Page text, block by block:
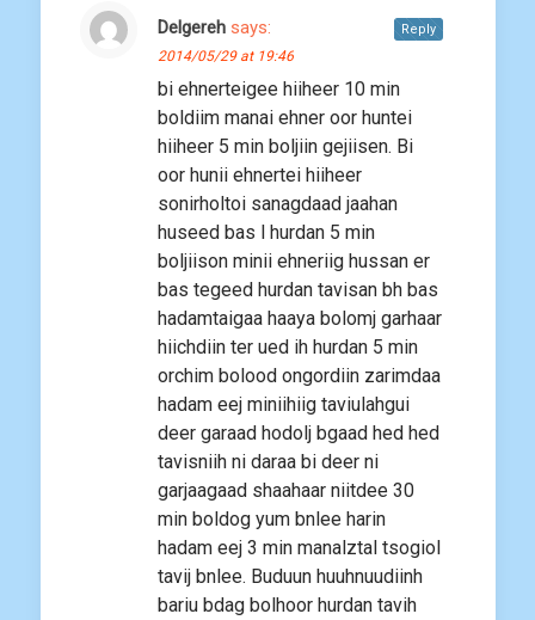
Delgereh says:
2014/05/29 at 19:46
bi ehnerteigee hiiheer 10 min
boldiim manai ehner oor huntei
hiiheer 5 min boljiin gejiisen. Bi
oor hunii ehnertei hiiheer
sonirholtoi sanagdaad jaahan
huseed bas l hurdan 5 min
boljiison minii ehneriig hussan er
bas tegeed hurdan tavisan bh bas
hadamtaigaa haaya bolomj garhaar
hiichdiin ter ued ih hurdan 5 min
orchim bolood ongordiin zarimdaa
hadam eej miniihiig taviulahgui
deer garaad hodolj bgaad hed hed
tavisniih ni daraa bi deer ni
garjaagaad shaahaar niitdee 30
min boldog yum bnlee harin
hadam eej 3 min manalztal tsogiol
tavij bnlee. Buduun huuhnuudiinh
bariu bdag bolhoor hurdan tavih
Reply